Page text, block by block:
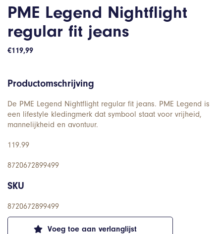
PME Legend Nightflight
regular fit jeans
€119,99
Voeg toe aan verlanglijst
Productomschrijving
De PME Legend Nightflight regular fit jeans. PME Legend is
een lifestyle kledingmerk dat symbool staat voor vrijheid,
mannelijkheid en avontuur.
119.99
8720672899499
SKU
8720672899499